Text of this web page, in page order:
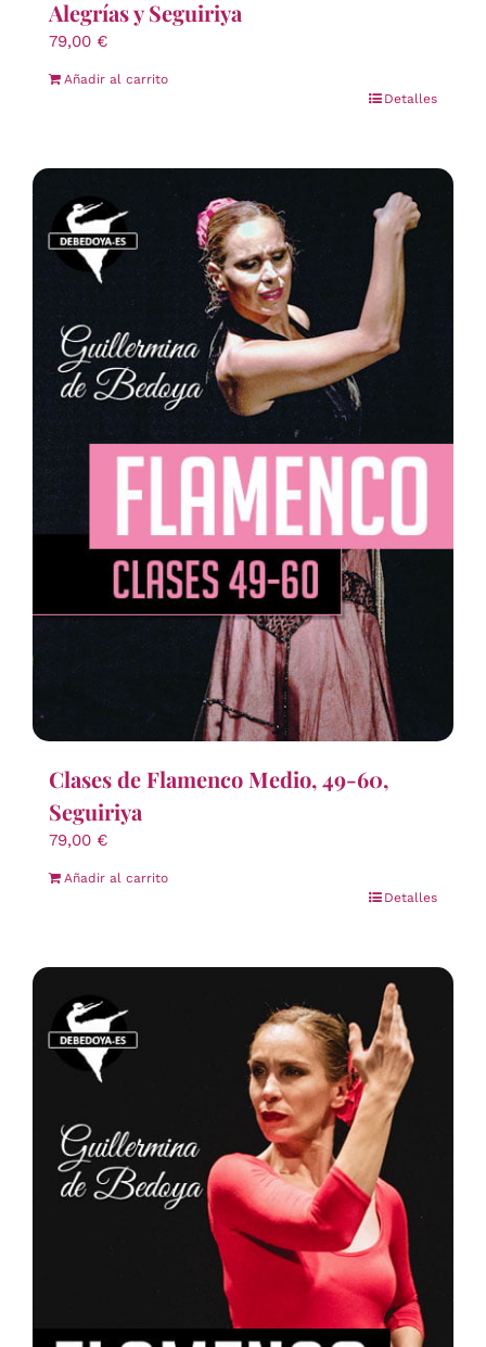
Alegrías y Seguiriya
79,00 €
Añadir al carrito
Detalles
Clases de Flamenco Medio, 49-60,
Seguiriya
79,00 €
Añadir al carrito
Detalles